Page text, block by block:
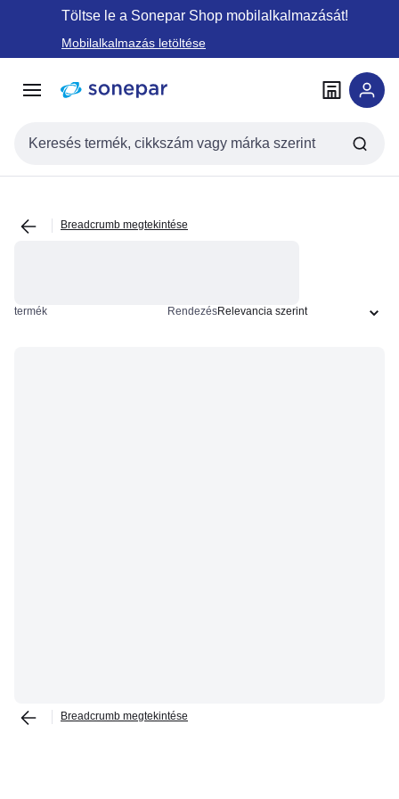
Ugrás a
Töltse le a Sonepar Shop mobilalkalmazását!
Mobilalkalmazás letöltése
Keresési bemenet
Breadcrumb megtekintése
termék Rendezés
Breadcrumb megtekintése